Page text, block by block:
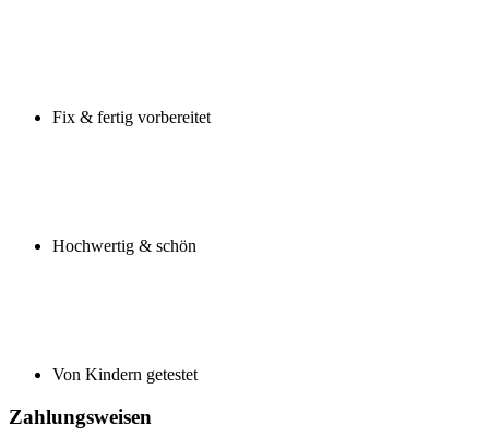
Fix & fertig vorbereitet
Hochwertig & schön
Von Kindern getestet
Zahlungsweisen